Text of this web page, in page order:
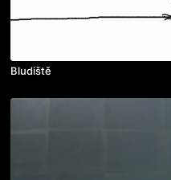
Bludiště